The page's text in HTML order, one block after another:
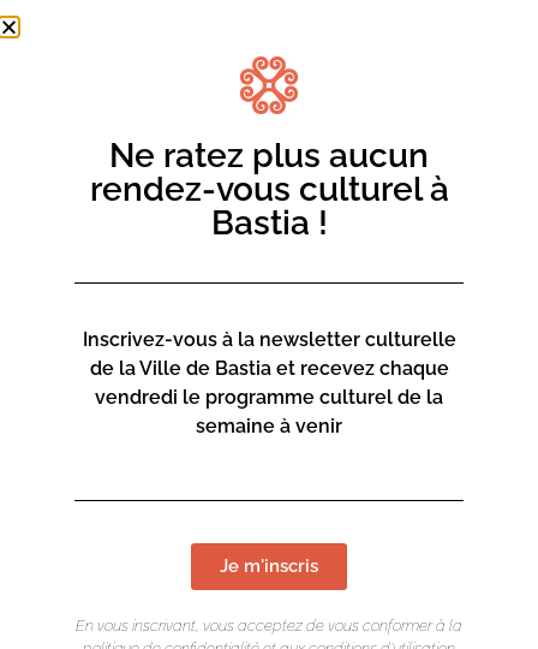
LIEU DE L'ÉVÉNEMENT
Mediateca Centru Cità
Ne ratez plus aucun
rendez-vous culturel à
Bastia !
Inscrivez-vous à la newsletter culturelle
de la Ville de Bastia et recevez chaque
vendredi le programme culturel de la
semaine à venir
Je m'inscris
En vous inscrivant, vous acceptez de vous conformer à la